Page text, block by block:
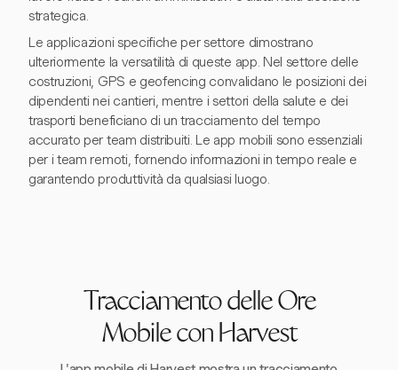
strategica.
Le applicazioni specifiche per settore dimostrano
ulteriormente la versatilità di queste app. Nel settore delle
costruzioni, GPS e geofencing convalidano le posizioni dei
dipendenti nei cantieri, mentre i settori della salute e dei
trasporti beneficiano di un tracciamento del tempo
accurato per team distribuiti. Le app mobili sono essenziali
per i team remoti, fornendo informazioni in tempo reale e
garantendo produttività da qualsiasi luogo.
Tracciamento delle Ore
Mobile con Harvest